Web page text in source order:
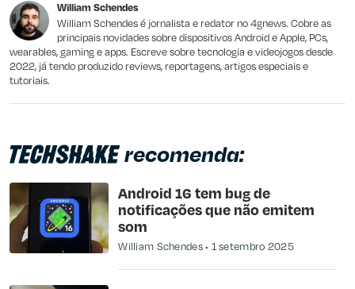
Outro
William Schendes
William Schendes é jornalista e redator no 4gnews. Cobre as
principais novidades sobre dispositivos Android e Apple, PCs,
wearables, gaming e apps. Escreve sobre tecnologia e videojogos desde
2022, já tendo produzido reviews, reportagens, artigos especiais e
tutoriais.
recomenda:
Android 16 tem bug de
notificações que não emitem
som
William Schendes 1 setembro 2025